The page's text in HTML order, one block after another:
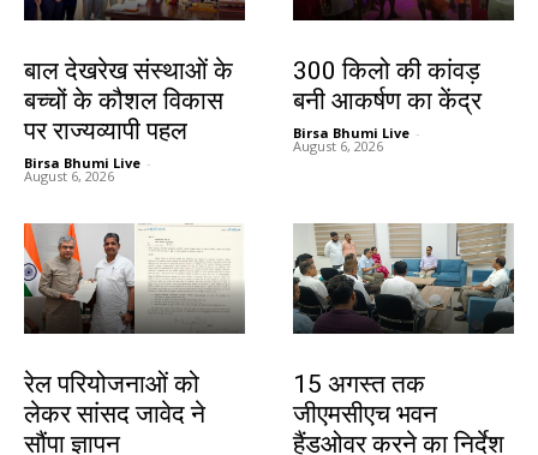
बाल देखरेख संस्थाओं के
बच्चों के कौशल विकास
पर राज्यव्यापी पहल
Birsa Bhumi Live -
August 6, 2026
300 किलो की कांवड़
बनी आकर्षण का केंद्र
Birsa Bhumi Live -
August 6, 2026
रेल परियोजनाओं को
लेकर सांसद जावेद ने
सौंपा ज्ञापन
15 अगस्त तक
जीएमसीएच भवन
हैंडओवर करने का निर्देश